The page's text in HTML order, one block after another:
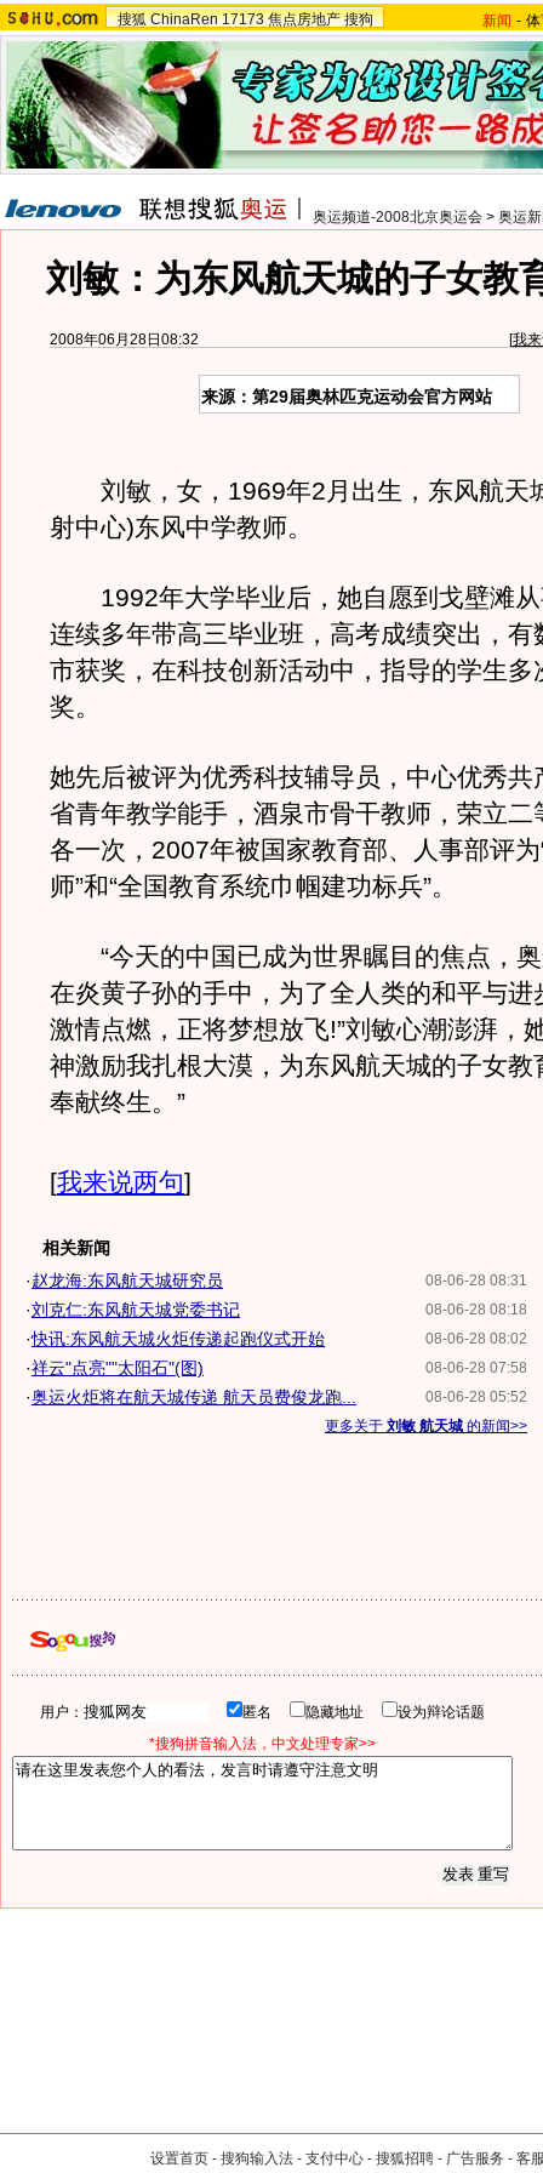
搜狐 ChinaRen 17173 焦点房地产 搜狗 新闻 -
奥运频道-2008北京奥运会 > 奥运
刘敏：为东风航天城的子女教
2008年06月28日08:32 [我
来源：第29届奥林匹克运动会官方网站
刘敏，女，1969年2月出生，东风航天
射中心)东风中学教师。
1992年大学毕业后，她自愿到戈壁滩从
连续多年带高三毕业班，高考成绩突出，有
市获奖，在科技创新活动中，指导的学生多
奖。
她先后被评为优秀科技辅导员，中心优秀共
省青年教学能手，酒泉市骨干教师，荣立二
各一次，2007年被国家教育部、人事部评
师”和“全国教育系统巾帼建功标兵”。
“今天的中国已成为世界瞩目的焦点，奥
在炎黄子孙的手中，为了全人类的和平与进
激情点燃，正将梦想放飞!”刘敏心潮澎湃，
神激励我扎根大漠，为东风航天城的子女教
奉献终生。”
[我来说两句]
相关新闻
08-06-28 08:31
·赵龙海:东风航天城研究员
08-06-28 08:18
·刘克仁:东风航天城党委书记
08-06-28 08:02
·快讯:东风航天城火炬传递起跑仪式开始
08-06-28 07:58
·祥云"点亮""太阳石"(图)
08-06-28 05:52
·奥运火炬将在航天城传递 航天员费俊龙跑...
更多关于 刘敏 航天城 的新闻>>
用户： 匿名 隐藏地址
设为辩论话题
*搜狗拼音输入法，中文处理专家>>
设置首页 - 搜狗输入法 - 支付中心 - 搜狐招聘 - 广告服务 - 客